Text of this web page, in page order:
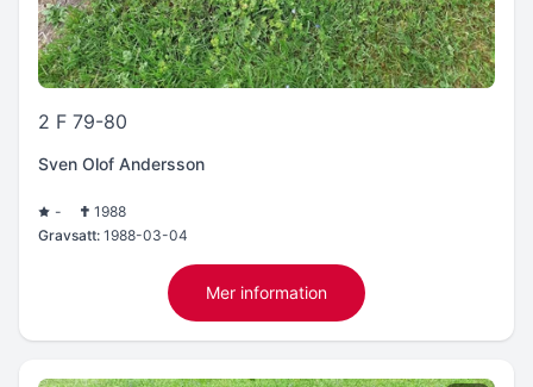
2 F 79-80
Sven Olof Andersson
-
1988
Gravsatt: 1988-03-04
Mer information